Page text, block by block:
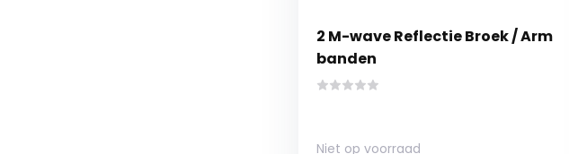
2 M-wave Reflectie Broek / Arm
banden
Niet op voorraad